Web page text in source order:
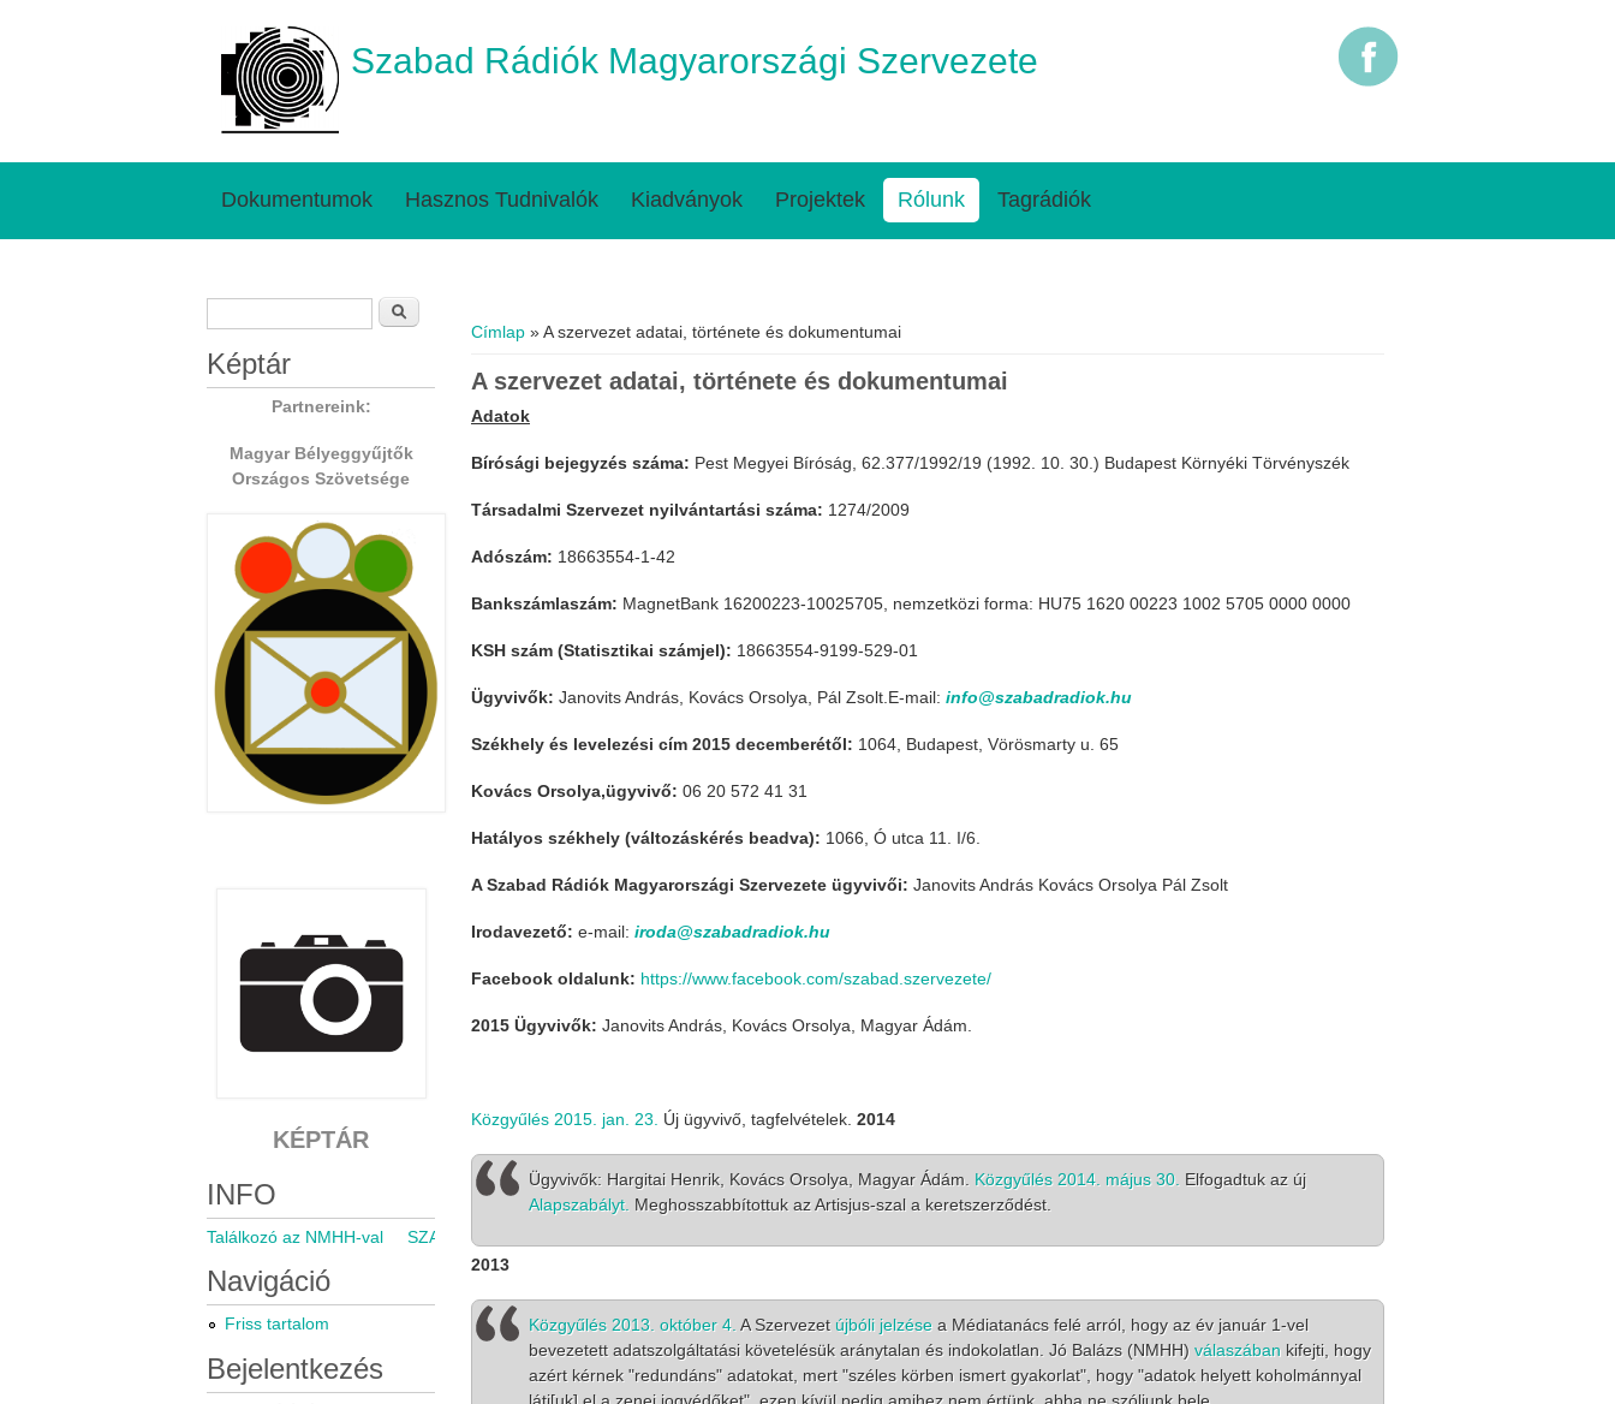
Szabad Rádiók Magyarországi Szervezete
Dokumentumok Hasznos Tudnivalók Kiadványok Projektek Rólunk Tagrádiók
Címlap » A szervezet adatai, története és dokumentumai
A szervezet adatai, története és dokumentumai
Adatok
Bírósági bejegyzés száma: Pest Megyei Bíróság, 62.377/1992/19 (1992. 10. 30.) Budapest Környéki Törvényszék
Társadalmi Szervezet nyilvántartási száma: 1274/2009
Adószám: 18663554-1-42
Bankszámlaszám: MagnetBank 16200223-10025705, nemzetközi forma: HU75 1620 00223 1002 5705 0000 0000
KSH szám (Statisztikai számjel): 18663554-9199-529-01
Ügyvivők: Janovits András, Kovács Orsolya, Pál Zsolt.E-mail: info@szabadradiok.hu
Székhely és levelezési cím 2015 decemberétől: 1064, Budapest, Vörösmarty u. 65
Kovács Orsolya,ügyvivő: 06 20 572 41 31
Hatályos székhely (változáskérés beadva): 1066, Ó utca 11. I/6.
A Szabad Rádiók Magyarországi Szervezete ügyvivői: Janovits András Kovács Orsolya Pál Zsolt
Irodavezető: e-mail: iroda@szabadradiok.hu
Facebook oldalunk: https://www.facebook.com/szabad.szervezete/
2015 Ügyvivők: Janovits András, Kovács Orsolya, Magyar Ádám.
Közgyűlés 2015. jan. 23. Új ügyvivő, tagfelvételek. 2014
Ügyvivők: Hargitai Henrik, Kovács Orsolya, Magyar Ádám. Közgyűlés 2014. május 30. Elfogadtuk az új
Alapszabályt. Meghosszabbítottuk az Artisjus-szal a keretszerződést.
2013
Közgyűlés 2013. október 4. A Szervezet újbóli jelzése a Médiatanács felé arról, hogy az év január 1-vel
bevezetett adatszolgáltatási követelésük aránytalan és indokolatlan. Jó Balázs (NMHH) válaszában kifejti, hogy
azért kérnek "redundáns" adatokat, mert "széles körben ismert gyakorlat", hogy "adatok helyett koholmánnyal
Keresés űrlap
Képtár
Partnereink:
Magyar Bélyeggyűjtők
Országos Szövetsége
KÉPTÁR
INFO
Találkozó az NMHH-val SZARÁMA közgyűlés 2021.11.05. SMART rádiós képzés
Navigáció
Friss tartalom
Bejelentkezés